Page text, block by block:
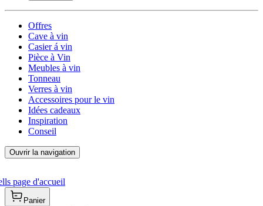
Offres
Cave à vin
Casier á vin
Pièce à Vin
Meubles à vin
Tonneau
Verres à vin
Accessoires pour le vin
Idées cadeaux
Inspiration
Conseil
Ouvrir la navigation
page d'accueil
Panier